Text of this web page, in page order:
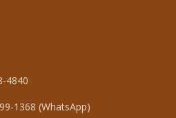
4840
1368 (WhatsApp)